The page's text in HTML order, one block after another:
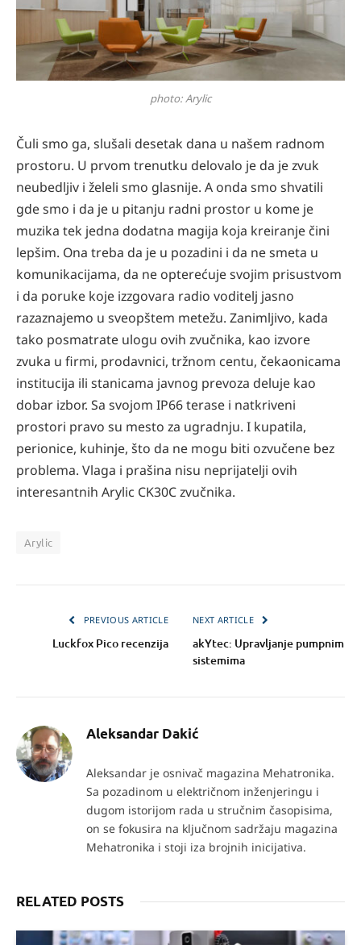
photo: Arylic
Čuli smo ga, slušali desetak dana u našem radnom
prostoru. U prvom trenutku delovalo je da je zvuk
neubedljiv i želeli smo glasnije. A onda smo shvatili
gde smo i da je u pitanju radni prostor u kome je
muzika tek jedna dodatna magija koja kreiranje čini
lepšim. Ona treba da je u pozadini i da ne smeta u
komunikacijama, da ne opterećuje svojim prisustvom
i da poruke koje izzgovara radio voditelj jasno
razaznajemo u sveopštem metežu. Zanimljivo, kada
tako posmatrate ulogu ovih zvučnika, kao izvore
zvuka u firmi, prodavnici, tržnom centu, čekaonicama
institucija ili stanicama javnog prevoza deluje kao
dobar izbor. Sa svojom IP66 terase i natkriveni
prostori pravo su mesto za ugradnju. I kupatila,
perionice, kuhinje, što da ne mogu biti ozvučene bez
problema. Vlaga i prašina nisu neprijatelji ovih
interesantnih Arylic CK30C zvučnika.
Arylic
PREVIOUS ARTICLE
Luckfox Pico recenzija
NEXT ARTICLE
akYtec: Upravljanje pumpnim
sistemima
Aleksandar Dakić
Aleksandar je osnivač magazina Mehatronika.
Sa pozadinom u električnom inženjeringu i
dugom istorijom rada u stručnim časopisima,
on se fokusira na ključnom sadržaju magazina
Mehatronika i stoji iza brojnih inicijativa.
RELATED POSTS